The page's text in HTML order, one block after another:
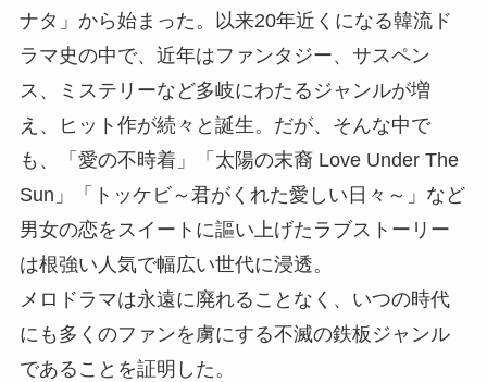
ナタ」から始まった。以来20年近くになる韓流ド
ラマ史の中で、近年はファンタジー、サスペン
ス、ミステリーなど多岐にわたるジャンルが増
え、ヒット作が続々と誕生。だが、そんな中で
も、「愛の不時着」「太陽の末裔 Love Under The
Sun」「トッケビ～君がくれた愛しい日々～」など
男女の恋をスイートに謳い上げたラブストーリー
は根強い人気で幅広い世代に浸透。
メロドラマは永遠に廃れることなく、いつの時代
にも多くのファンを虜にする不滅の鉄板ジャンル
であることを証明した。